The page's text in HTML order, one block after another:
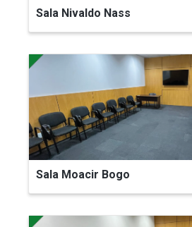
Sala Nivaldo Nass
Sala Moacir Bogo